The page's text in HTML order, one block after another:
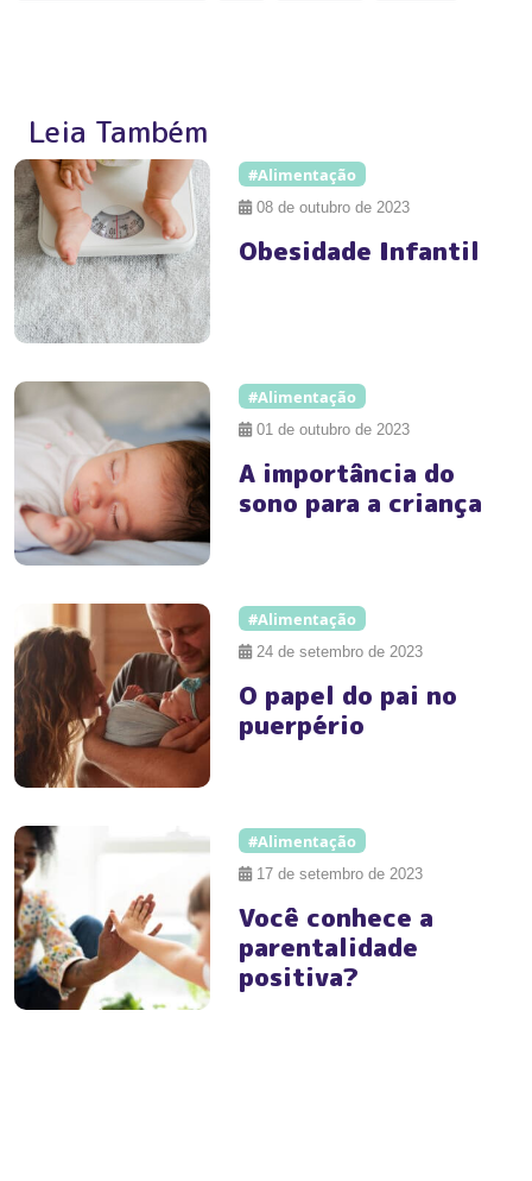
Leia Também
#Alimentação
08 de outubro de 2023
Obesidade Infantil
#Alimentação
01 de outubro de 2023
A importância do
sono para a criança
#Alimentação
24 de setembro de 2023
O papel do pai no
puerpério
#Alimentação
17 de setembro de 2023
Você conhece a
parentalidade
positiva?